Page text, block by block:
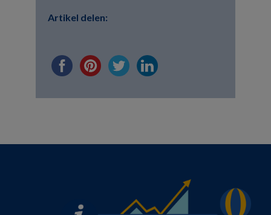
Artikel delen: